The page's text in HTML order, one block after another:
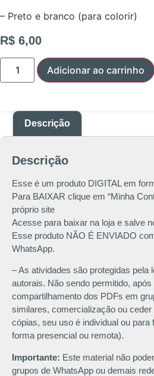
– Preto e branco (para colorir)
R$ 6,00
Meu
Semestre
Foi
Bola
quantidade
Adicionar ao carrinho
Descrição
Descrição
Esse é um produto DIGITAL em
Para BAIXAR clique em “Minha
próprio site
Acesse para baixar na loja e salve
Esse produto NÃO É ENVIADO
WhatsApp.
– As atividades são protegidas pela
autorais. Não sendo permitido,
compartilhamento dos PDFs em
similares, comercialização ou
cópias, seu uso é individual ou para
forma presencial ou remota).
Importante: Este material não
grupos de WhatsApp ou demais